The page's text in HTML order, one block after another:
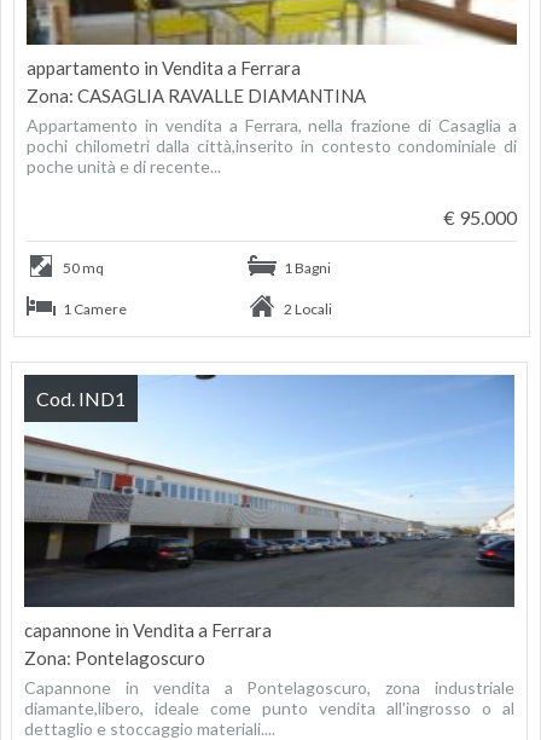
appartamento in Vendita a Ferrara
Zona: CASAGLIA RAVALLE DIAMANTINA
Appartamento in vendita a Ferrara, nella frazione di Casaglia a
pochi chilometri dalla città,inserito in contesto condominiale di
poche unità e di recente...
€ 95.000
50 mq 1 Bagni
1 Camere 2 Locali
capannone in Vendita a Ferrara
Zona: Pontelagoscuro
Capannone in vendita a Pontelagoscuro, zona industriale
diamante,libero, ideale come punto vendita all'ingrosso o al
dettaglio e stoccaggio materiali....
Cod. IND1